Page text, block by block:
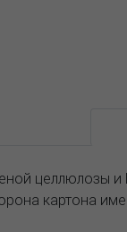
целлюлозы
картона